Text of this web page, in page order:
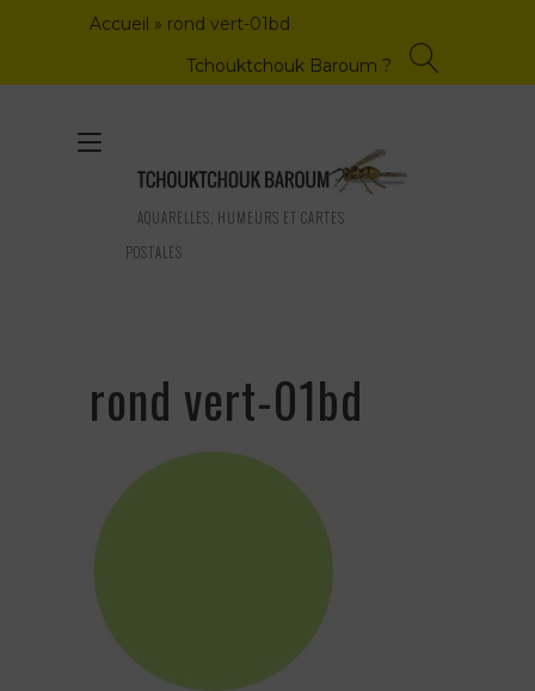
Accueil » rond vert-01bd
Tchouktchouk Baroum ?
AQUARELLES, HUMEURS ET CARTES
POSTALES
Toggle
navigation
rond vert-01bd